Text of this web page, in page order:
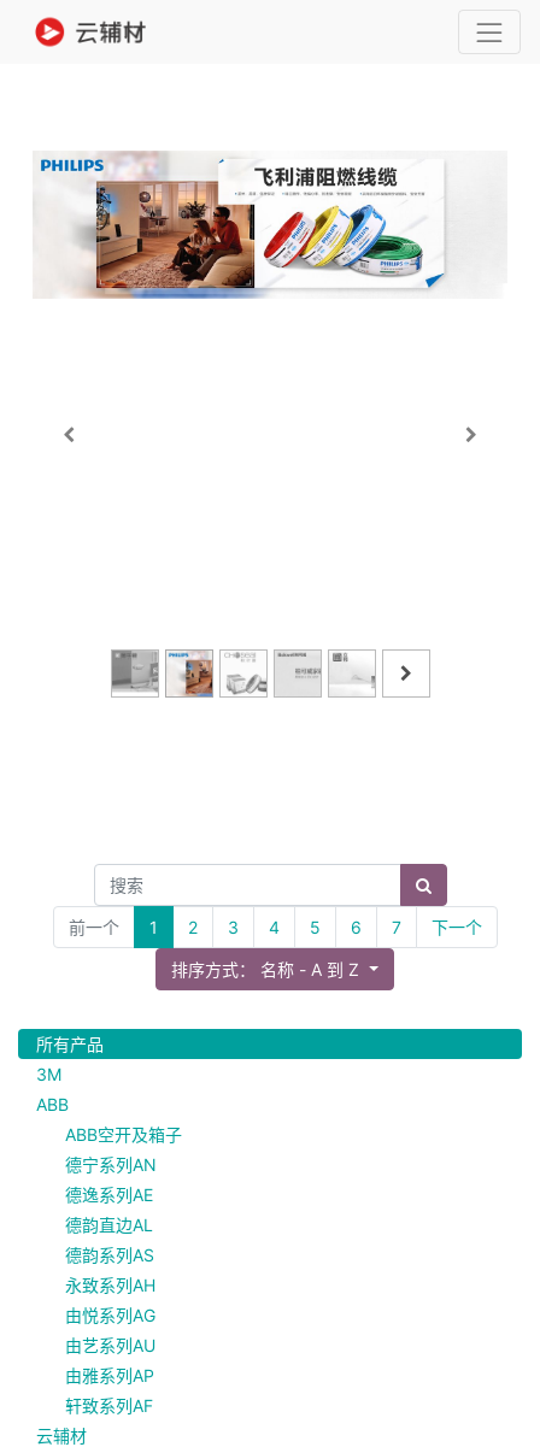
前一个 1 2 3 4 5 6 7 下一个
排序方式： 名称 - A 到 Z
所有产品
3M
ABB
ABB空开及箱子
德宁系列AN
德逸系列AE
德韵直边AL
德韵系列AS
永致系列AH
由悦系列AG
由艺系列AU
由雅系列AP
轩致系列AF
云辅材